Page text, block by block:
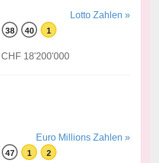
Lotto Zahlen »
38 40 1
18'200'000
Euro Millions Zahlen »
47 1 2